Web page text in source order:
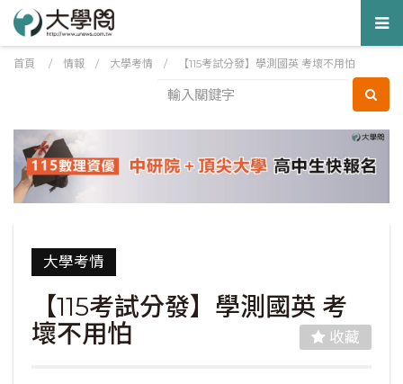
首頁 / 情報 / 大學考情 / 【115考試分發】學測國英 考壞不用怕
大學考情
【115考試分發】學測國英 考
壞不用怕
收藏